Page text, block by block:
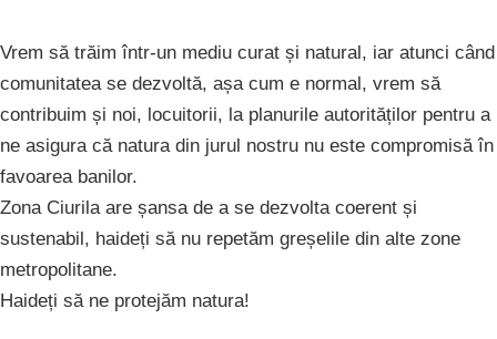
Vrem să trăim într-un mediu curat și natural, iar atunci când
comunitatea se dezvoltă, așa cum e normal, vrem să
contribuim și noi, locuitorii, la planurile autorităților pentru a
ne asigura că natura din jurul nostru nu este compromisă în
favoarea banilor.
Zona Ciurila are șansa de a se dezvolta coerent și
sustenabil, haideți să nu repetăm greșelile din alte zone
metropolitane.
Haideți să ne protejăm natura!